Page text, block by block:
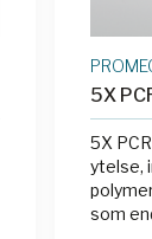
5X
5X
ytelse,
som